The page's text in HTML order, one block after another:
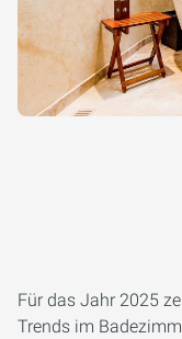
Für das Jahr 2025
Trends im